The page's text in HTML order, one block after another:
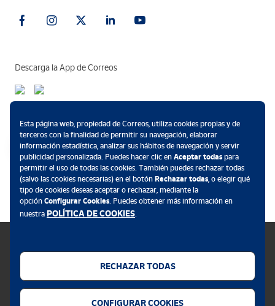
Descarga la App de Correos
Política de cookies
Esta página web, propiedad de Correos, utiliza cookies propias y de
terceros con la finalidad de permitir su navegación, elaborar
información estadística, analizar sus hábitos de navegación y servir
publicidad personalizada. Puedes hacer clic en Aceptar todaspara
permitir el uso de todas las cookies. También puedes rechazar todas
(salvo las cookies necesarias) en el botón Rechazar todas, o elegir qué
tipo de cookies deseas aceptar o rechazar, mediante la
opción Configurar Cookies. Puedes obtener más información en
nuestra POLÍTICA DE COOKIES.
RECHAZAR TODAS
CONFIGURAR COOKIES